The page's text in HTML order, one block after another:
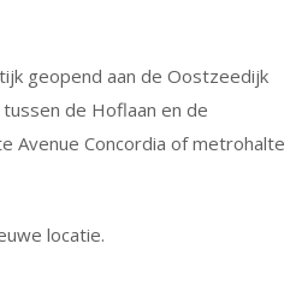
geopend aan de Oostzeedijk
de Hoflaan en de
Avenue Concordia of metrohalte
locatie.